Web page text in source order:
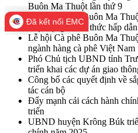
Buôn Ma Thuột lần thứ 9
Lễ hội Cà phê Buôn Ma
hoạt động chính thức hấp dẫn
Lễ hội Cà phê Buôn Ma
ngành hàng cà phê Việt Nam
Phó Chủ tịch UBND tỉnh
triển khai các dự án giao
Công bố các quyết định về
tác cán bộ
Đẩy mạnh cải cách hành
triển
UBND huyện Krông Búk
Đã kết nối EMC